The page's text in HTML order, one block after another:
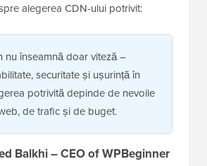
alegerea CDN-ului potrivit:
nu înseamnă doar viteză –
securitate și ușurință în
potrivită depinde de nevoile
de trafic și de buget.
Balkhi – CEO of WPBeginner